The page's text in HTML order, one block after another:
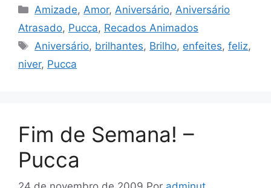
Categorias
Amizade, Amor, Aniversário, Aniversário
Atrasado, Pucca, Recados Animados
Tags
Aniversário, brilhantes, Brilho, enfeites,feliz,
niver, Pucca
Fim de Semana! –
Pucca